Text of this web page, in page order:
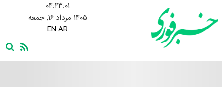
۰۴:۴۳:۰۲
۱۴۰۵ مرداد ۱۶, جمعه
EN AR